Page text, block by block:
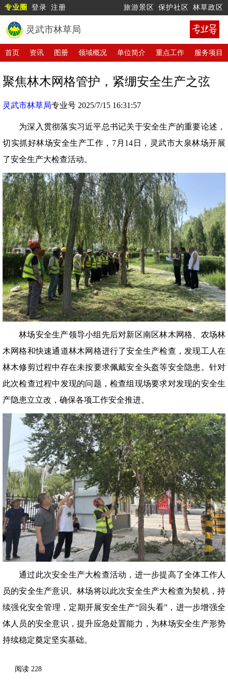
专业圈 登录 注册 旅游景区 保护社区 林草政区
灵武市林草局
首页 资讯 图册 领域概况 单位简介 重点工作 服务项目
聚焦林木网格管护，紧绷安全生产之弦
灵武市林草局专业号 2025/7/15 16:31:57
为深入贯彻落实习近平总书记关于安全生产的重要论述，
切实抓好林场安全生产工作，7月14日，灵武市大泉林场开展
了安全生产大检查活动。
林场安全生产领导小组先后对新区南区林木网格、农场林
木网格和快速通道林木网格进行了安全生产检查，发现工人在
林木修剪过程中存在未按要求佩戴安全头盔等安全隐患。针对
此次检查过程中发现的问题，检查组现场要求对发现的安全生
产隐患立立改，确保各项工作安全推进。
通过此次安全生产大检查活动，进一步提高了全体工作人
员的安全生产意识。林场将以此次安全生产大检查为契机，持
续强化安全管理，定期开展安全生产“回头看”，进一步增强全
体人员的安全意识，提升应急处置能力，为林场安全生产形势
持续稳定奠定坚实基础。
阅读 228